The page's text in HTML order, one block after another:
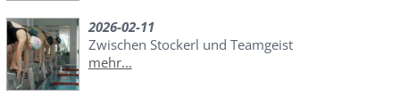
2026-02-11
Zwischen Stockerl und Teamgeist
mehr...